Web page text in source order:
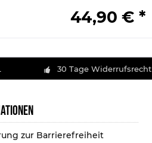
44,90 € *
30 Tage Widerrufsrecht
zur Barrierefreiheit